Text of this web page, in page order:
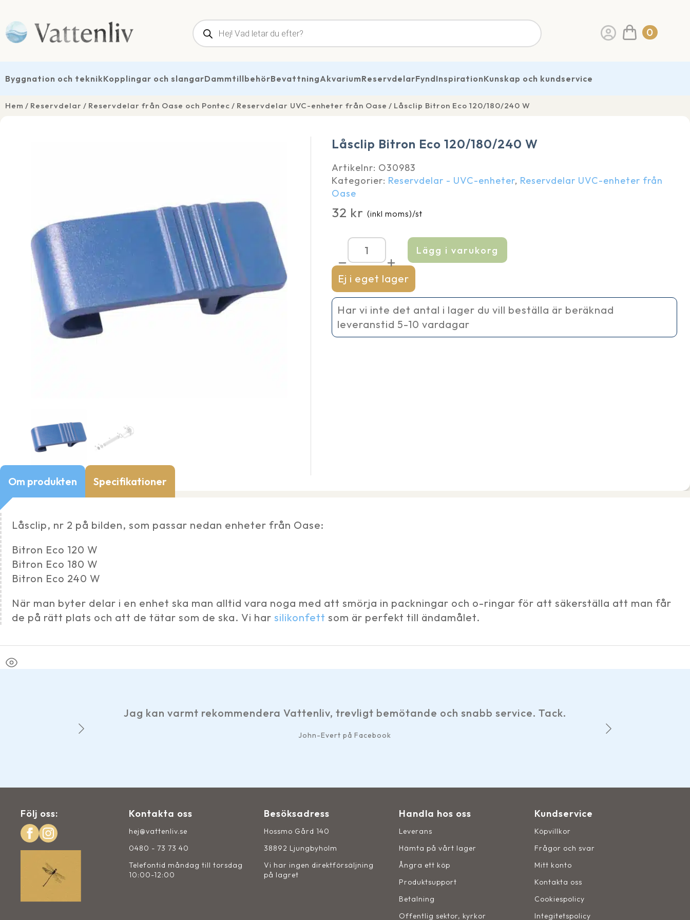
Produktsökning
0
Byggnation och teknikKopplingar och slangarDammtillbehörBevattningAkvariumReservdelarFyndInspirationKunskap och kundservice
Hem Reservdelar Reservdelar från Oase och Pontec Reservdelar UVC-enheter från Oase Låsclip Bitron Eco 120/180/240 W
Låsclip Bitron Eco 120/180/240 W
Artikelnr: O30983
Kategorier: Reservdelar - UVC-enheter, Reservdelar UVC-enheter från
Oase
32 kr (inkl moms)/st
Ej i eget lager
Låsclip
Bitron
Eco
120/180/240
W
mängd
Lägg i varukorg
Har vi inte det antal i lager du vill beställa är beräknad
leveranstid 5-10 vardagar
Om produkten Specifikationer
Låsclip, nr 2 på bilden, som passar nedan enheter från Oase:
Bitron Eco 120 W
Bitron Eco 180 W
Bitron Eco 240 W
När man byter delar i en enhet ska man alltid vara noga med att smörja in packningar och o-ringar för att säkerställa att man får
de på rätt plats och att de tätar som de ska. Vi har silikonfett som är perfekt till ändamålet.
Jag kan varmt rekommendera Vattenliv, trevligt bemötande och snabb service. Tack.
John-Evert på Facebook
Följ oss: Kontakta oss
hej@vattenliv.se
0480 - 73 73 40
Telefontid måndag till torsdag
10:00-12:00
Besöksadress
Hossmo Gård 140
38892 Ljungbyholm
Vi har ingen direktförsäljning
på lagret
Handla hos oss
Leverans
Hämta på vårt lager
Ångra ett köp
Produktsupport
Betalning
Offentlig sektor, kyrkor
Kundservice
Köpvillkor
Frågor och svar
Mitt konto
Kontakta oss
Cookiespolicy
Integitetspolicy